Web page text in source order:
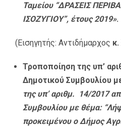
Ταμείου “ΔΡΑΣΕΙΣ
ΙΣΟΖΥΓΙΟΥ”, έτους 2019».
(Εισηγητής: Αντιδήμαρχος
Τροποποίηση της υπ’
Δημοτικού Συμβουλίου
της υπ’ αριθμ. 14/2017
Συμβουλίου με θέμα:
προκειμένου ο Δήμος